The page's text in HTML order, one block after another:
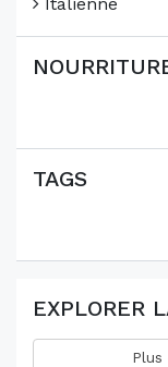
TAGS
EXPLORER